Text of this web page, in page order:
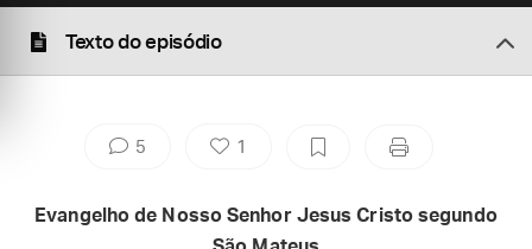
Texto do episódio
5 1
Evangelho de Nosso Senhor Jesus Cristo segundo